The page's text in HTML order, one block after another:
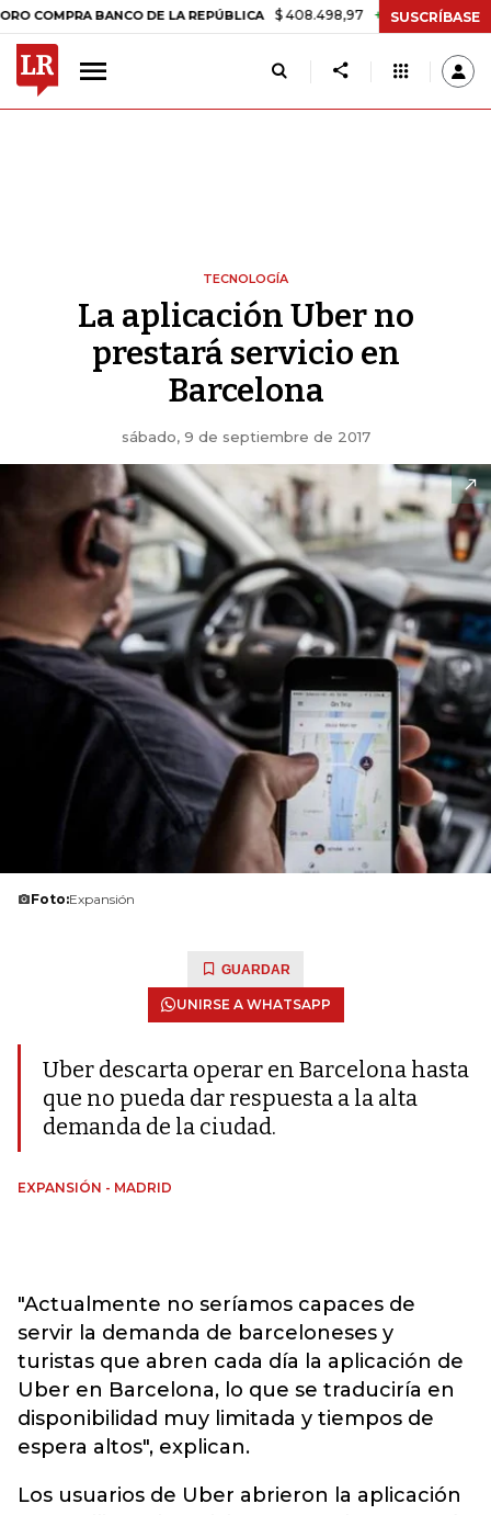
BANCO DE LA REPÚBLICA $ 408.498,97 +$ 8.753,81 +2,19%
SUSCRÍBASE
TECNOLOGÍA
La aplicación Uber no
prestará servicio en
Barcelona
sábado, 9 de septiembre de 2017
Foto:Expansión
GUARDAR
UNIRSE A WHATSAPP
Uber descarta operar en Barcelona hasta
que no pueda dar respuesta a la alta
demanda de la ciudad.
EXPANSIÓN - MADRID
"Actualmente no seríamos capaces de
servir la demanda de barceloneses y
turistas que abren cada día la aplicación de
Uber en Barcelona, lo que se traduciría en
disponibilidad muy limitada y tiempos de
espera altos", explican.
Los usuarios de Uber abrieron la aplicación